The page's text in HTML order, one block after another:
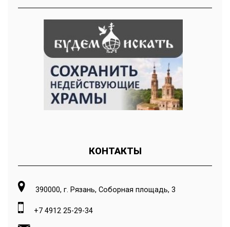
КОНТАКТЫ
390000, г. Рязань, Соборная площадь, 3
+7 4912 25-29-34